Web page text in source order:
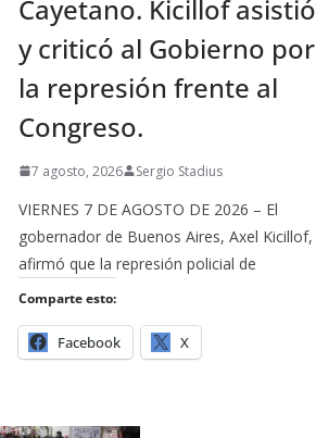
Cayetano. Kicillof asistió
y criticó al Gobierno por
la represión frente al
Congreso.
7 agosto, 2026 Sergio Stadius
VIERNES 7 DE AGOSTO DE 2026 – El
gobernador de Buenos Aires, Axel Kicillof,
afirmó que la represión policial de
Comparte esto:
Facebook X